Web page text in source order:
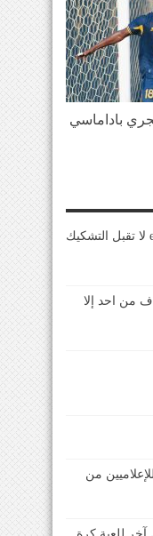
باداماسي
مصداقية elmaestrosport لا تقبل التشكيك
من احد إلا
من